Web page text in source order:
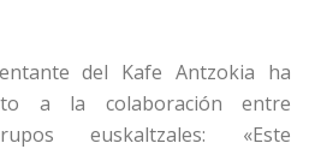
del Kafe Antzokia ha
a la colaboración entre
euskaltzales: «Este